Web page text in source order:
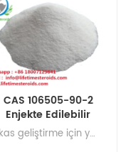
CAS 106505-90-2
Enjekte Edilebilir
Anabolik Steroid
Hormonlar
kas geliştirme için yasal anabolik steroidler , ham testosteron tozu, Steroid hormonları, kas kazanımı takviyeleri Boldenone Cypionate döngüsü Boldenone Cypionate yarı ömrü Boldenone Cypionate yan etkileri Boldenone Cypionate dozajı Boldenone Cypionate satılık Boldenone Cyp tarifi Boldenone Cyp